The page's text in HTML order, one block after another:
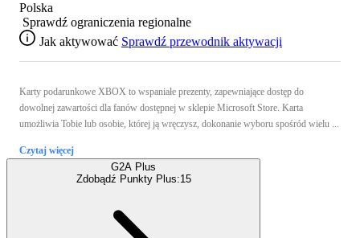
Polska
Sprawdź ograniczenia regionalne
Jak aktywować Sprawdź przewodnik aktywacji
Karty podarunkowe XBOX to wspaniałe prezenty, zapewniające dostęp do
dowolnej zawartości dla fanów dostępnej w sklepie Microsoft Store. Karta
umożliwia Tobie lub osobie, której ją wręczysz, dokonanie wyboru spośród wielu ...
Czytaj więcej
G2A Plus
Zdobądź Punkty Plus:15